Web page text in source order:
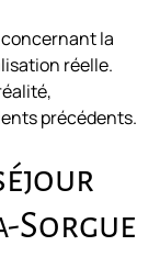
la
réelle.
précédents.
Sorgue